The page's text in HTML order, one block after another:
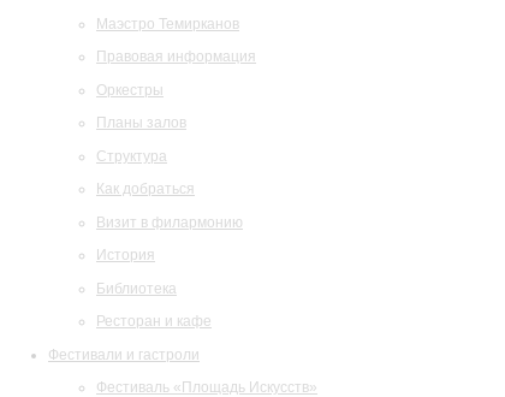
Маэстро Темирканов
Правовая информация
Оркестры
Планы залов
Структура
Как добраться
Визит в филармонию
История
Библиотека
Ресторан и кафе
Фестивали и гастроли
Фестиваль «Площадь Искусств»